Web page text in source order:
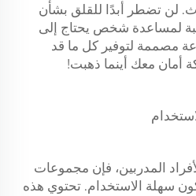
لن تضطر أبدًا للقلق بشأن
لمساعدة شخص يحتاج إلى
مصممة لتوفير كل ما قد
أمان معك أينما ذهبت!
المدربين، فإن مجموعات
سهلة الاستخدام. تحتوي هذه